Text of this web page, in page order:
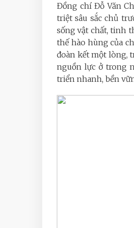
Đồng chí Đỗ Văn
triệt sâu sắc chủ
sống vật chất, tinh
thế hào hùng của
đoàn kết một lòng,
nguồn lực ở trong
triển nhanh, bền